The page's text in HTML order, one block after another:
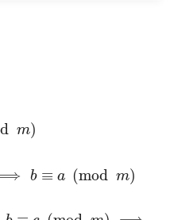
优美子数组
阈值距离内邻居最少的城
m)
b ≡ a (mod m)